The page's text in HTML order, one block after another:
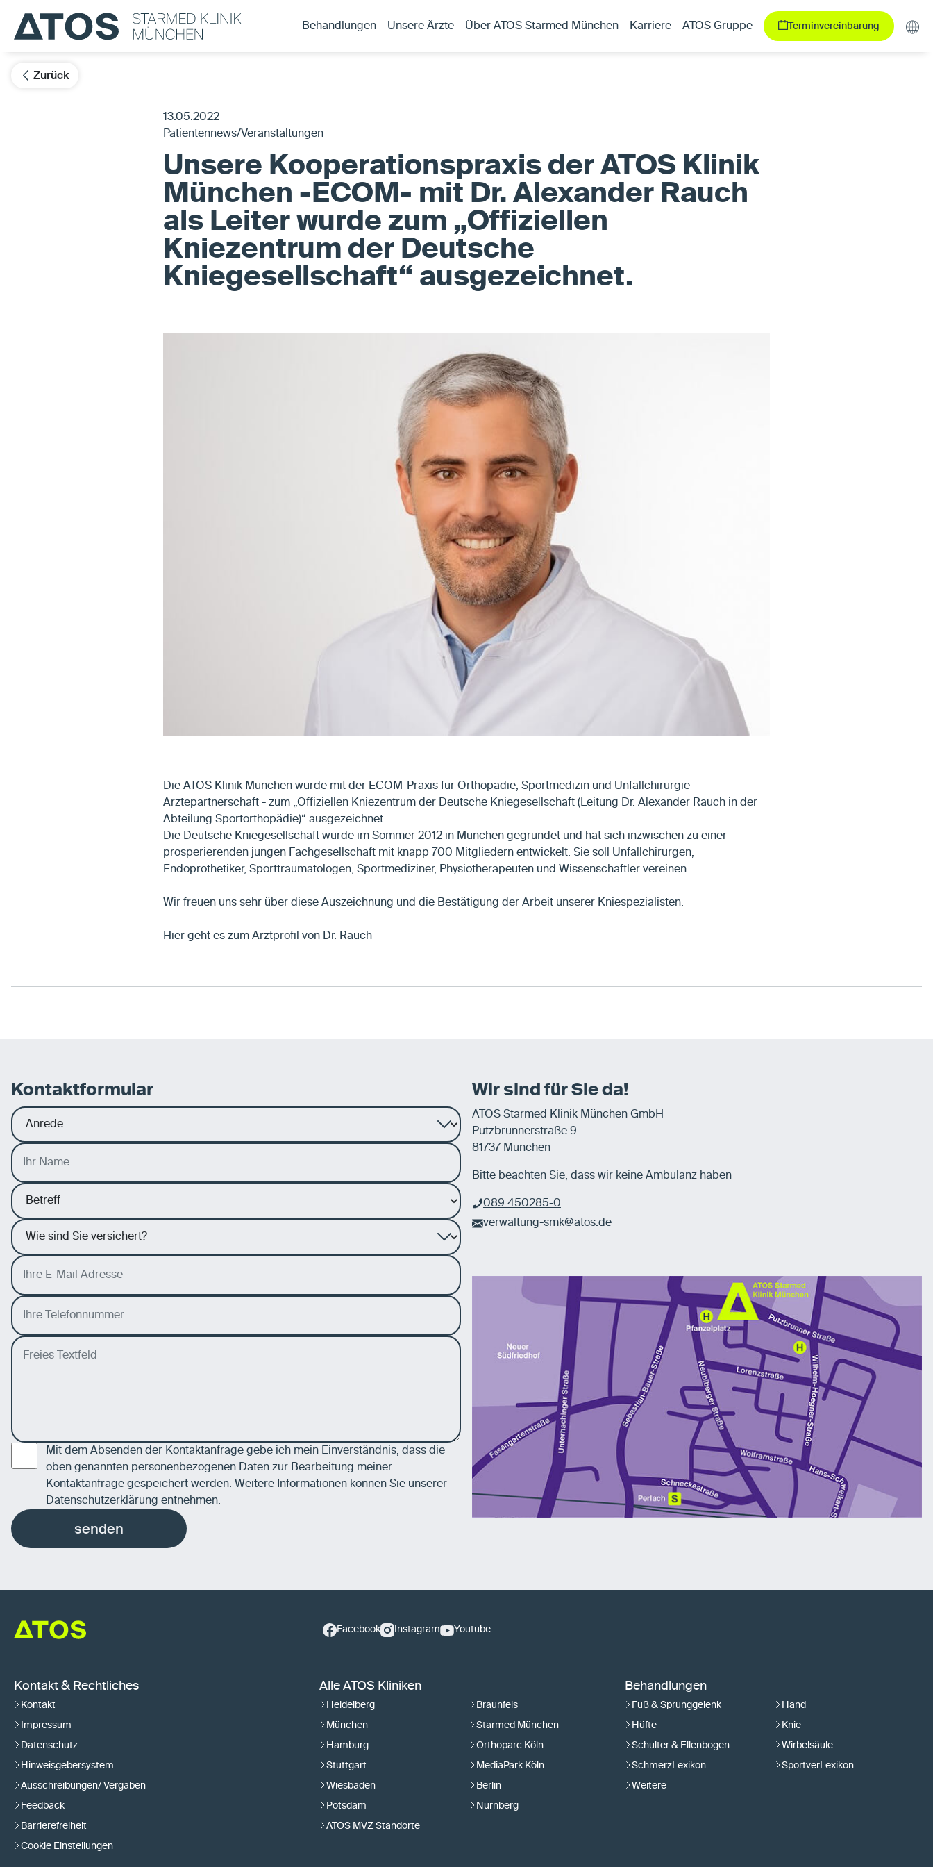
Behandlungen Unsere Ärzte Über ATOS Starmed München Karriere ATOS Gruppe Terminvereinbarung
Zurück
13.05.2022
Patientennews/Veranstaltungen
Unsere Kooperationspraxis der ATOS Klinik
München -ECOM- mit Dr. Alexander Rauch
als Leiter wurde zum „Offiziellen
Kniezentrum der Deutsche
Kniegesellschaft“ ausgezeichnet.
Die ATOS Klinik München wurde mit der ECOM-Praxis für Orthopädie, Sportmedizin und Unfallchirurgie -
Ärztepartnerschaft - zum „Offiziellen Kniezentrum der Deutsche Kniegesellschaft (Leitung Dr. Alexander Rauch in der
Abteilung Sportorthopädie)“ ausgezeichnet.
Die Deutsche Kniegesellschaft wurde im Sommer 2012 in München gegründet und hat sich inzwischen zu einer
prosperierenden jungen Fachgesellschaft mit knapp 700 Mitgliedern entwickelt. Sie soll Unfallchirurgen,
Endoprothetiker, Sporttraumatologen, Sportmediziner, Physiotherapeuten und Wissenschaftler vereinen.
Wir freuen uns sehr über diese Auszeichnung und die Bestätigung der Arbeit unserer Kniespezialisten.
Hier geht es zum Arztprofil von Dr. Rauch
Kontaktformular
Mit dem Absenden der Kontaktanfrage gebe ich mein Einverständnis, dass die
oben genannten personenbezogenen Daten zur Bearbeitung meiner
Kontaktanfrage gespeichert werden. Weitere Informationen können Sie unserer
Datenschutzerklärung entnehmen.
senden
Wir sind für Sie da!
ATOS Starmed Klinik München GmbH
Putzbrunnerstraße 9
81737 München
Bitte beachten Sie, dass wir keine Ambulanz haben
089 450285-0
verwaltung-smk@atos.de
Facebook Instagram Youtube
Kontakt & Rechtliches
Kontakt
Impressum
Datenschutz
Hinweisgebersystem
Ausschreibungen/ Vergaben
Feedback
Barrierefreiheit
Cookie Einstellungen
Alle ATOS Kliniken
Heidelberg Braunfels
München Starmed München
Hamburg Orthoparc Köln
Stuttgart MediaPark Köln
Wiesbaden Berlin
Potsdam Nürnberg
ATOS MVZ Standorte
Behandlungen
Fuß & Sprunggelenk Hand
Hüfte Knie
Schulter & Ellenbogen Wirbelsäule
SchmerzLexikon SportverLexikon
Weitere